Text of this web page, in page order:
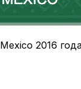
2016